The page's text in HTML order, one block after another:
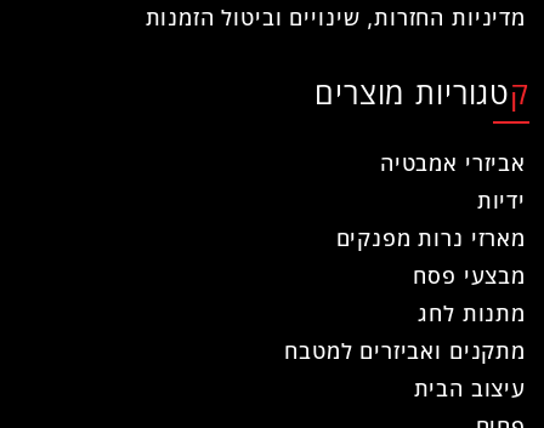
מדיניות החזרות, שינויים וביטול הזמנות
קטגוריות מוצרים
אביזרי אמבטיה
ידיות
מארזי נרות מפנקים
מבצעי פסח
מתנות לחג
מתקנים ואביזרים למטבח
עיצוב הבית